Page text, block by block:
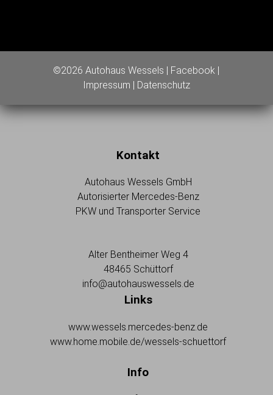
©2026 Autohaus Wessels | Facebook |
Impressum | Datenschutz
Kontakt
Autohaus Wessels GmbH
Autorisierter Mercedes-Benz
PKW und Transporter Service
Alter Bentheimer Weg 4
48465 Schüttorf
info@autohauswessels.de
Links
www.wessels.mercedes-benz.de
www.home.mobile.de/wessels-schuettorf
Info